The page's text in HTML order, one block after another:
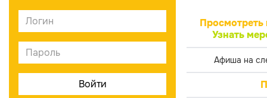
Просмотреть
Узнать
Афиша на